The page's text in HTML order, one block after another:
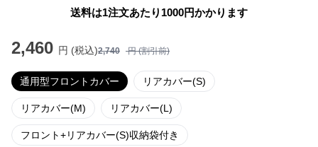
送料は1注文あたり 1000円かかります
2,460 円 (税込)2,740 円 (割引前)
通用型フロントカバー リアカバー(S)
リアカバー(M) リアカバー(L)
フロント+リアカバー(S)収納袋付き